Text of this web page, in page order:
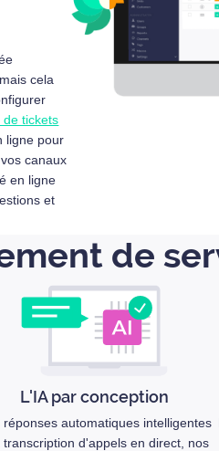
cela
de tickets
ligne pour
canaux
en ligne
et
de
L'IA par conception
réponses automatiques intelligentes
transcription d'appels en direct, nos